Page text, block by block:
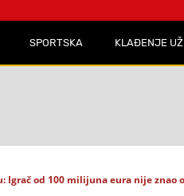
SPORTSKA KLAĐENJE
Igrač od 100 milijuna eura nije znao